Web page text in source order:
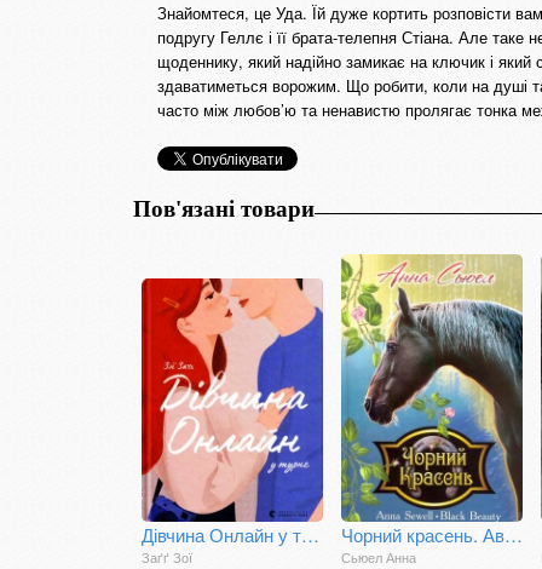
Знайомтеся, це Уда. Їй дуже кортить розповісти
подругу Геллє і її брата-телепня Стіана. Але
щоденнику, який надійно замикає на ключик і
здаватиметься ворожим. Що робити, коли на душі
часто між любов’ю та ненавистю пролягає тонка
Пов'язані товари
Дівчина Онлайн у турне
Заґґ Зої
Чорний красень. Автобіографія коня
Сьюел Анна